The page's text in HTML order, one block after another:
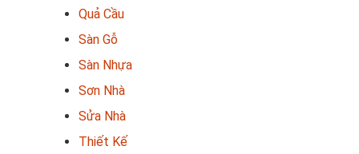
Quả Cầu
Sàn Gỗ
Sàn Nhựa
Sơn Nhà
Sửa Nhà
Thiết Kế